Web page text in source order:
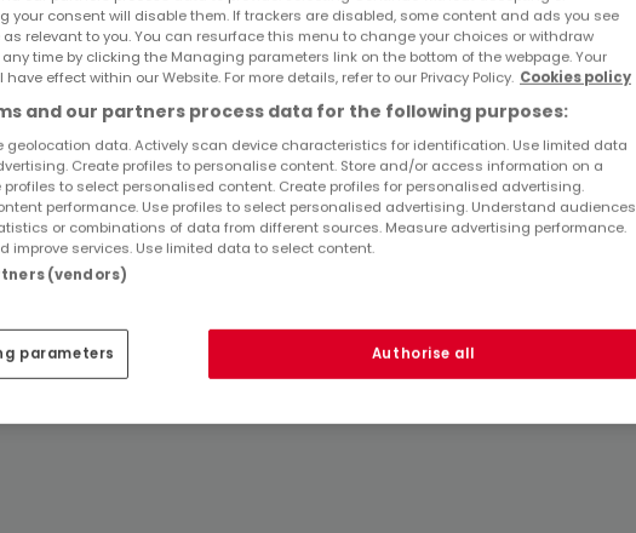
Immobilienanbieter in Dreis-Brück
your consent will disable them. If trackers are disabled, some content and ads you see
as relevant to you. You can resurface this menu to change your choices or withdraw
time by clicking the Managing parameters link on the bottom of the webpage. Your
have effect within our Website. For more details, refer to our Privacy Policy. Cookies policy
and our partners process data for the following purposes:
geolocation data. Actively scan device characteristics for identification. Use limited data
Create profiles to personalise content. Store and/or access information on a
profiles to select personalised content. Create profiles for personalised advertising.
performance. Use profiles to select personalised advertising. Understand audiences
or combinations of data from different sources. Measure advertising performance.
improve services. Use limited data to select content.
(vendors)
parameters Authorise all